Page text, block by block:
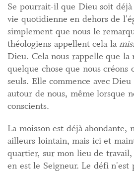
Se pourrait-il que Dieu soit
vie quotidienne en dehors de
simplement que nous le
théologiens appellent cela la
Dieu. Cela nous rappelle que la
quelque chose que nous créons
seuls. Elle commence avec
autour de nous, même lorsque
conscients.
La moisson est déjà abondante,
ailleurs lointain, mais ici et
quartier, sur mon lieu de travail,
en est le Seigneur. Le défi n'est